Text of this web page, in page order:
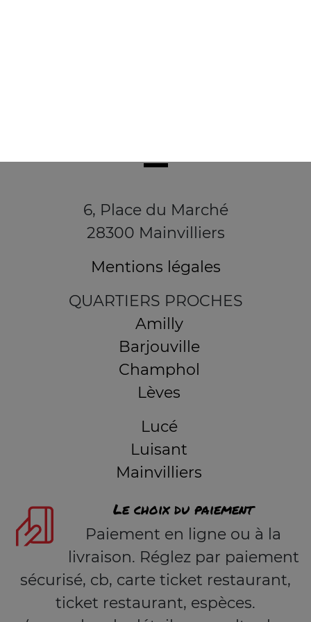
6, Place du Marché
28300 Mainvilliers
Mentions légales
QUARTIERS PROCHES
Amilly
Barjouville
Champhol
Lèves
Lucé
Luisant
Mainvilliers
Le choix du paiement
Paiement en ligne ou à la
livraison. Réglez par paiement
sécurisé, cb, carte ticket restaurant,
ticket restaurant, espèces.